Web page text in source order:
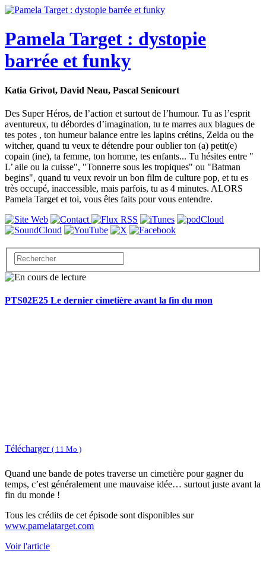
Pamela Target : dystopie
barrée et funky
Katia Grivot, David Neau, Pascal Senicourt
Des Super Héros, de l’action et surtout de l’humour. Tu as l’esprit
aventureux, tu débordes d’imagination, tu te marres aux blagues de
tes potes , ton humeur balance entre les lapins crétins, Zelda ou the
witcher, quand tu veux te détendre pour oublier ton (a) petit(e)
copain (ine), ta femme, ton homme, tes enfants... Tu hésites entre "
L’ aile ou la cuisse", "Tonnerre sous les tropiques" ou "Batman
begins", quand tu veux revoir un bon film de culture pop, et tu es
très occupé, inaccessible, mais parfois, tu as 4 minutes. ALORS
Pamela Target et toi, vous êtes faits pour vous entendre.
PTS02E25 Le dernier cimetière avant la fin du mon
Télécharger ( 11 Mo )
Quand une bande de potes traverse un cimetière pour gagner du
temps, c’est généralement une mauvaise idée… surtout juste avant la
fin du monde !
Tous les crédits de cet épisode sont disponibles sur
www.pamelatarget.com
Voir l'article